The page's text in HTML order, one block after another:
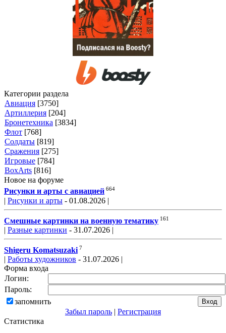
Категории раздела
Авиация [3750]
Артиллерия [204]
Бронетехника [3834]
Флот [768]
Солдаты [819]
Сражения [275]
Игровые [784]
BoxArts [816]
Новое на форуме
Рисунки и арты с авиацией 664
| Рисунки и арты - 01.08.2026 |
Смешные картинки на военную тематику 161
| Разные картинки - 31.07.2026 |
Shigeru Komatsuzaki 7
| Работы художников - 31.07.2026 |
Форма входа
Логин:
Пароль:
запомнить
Забыл пароль | Регистрация
Статистика